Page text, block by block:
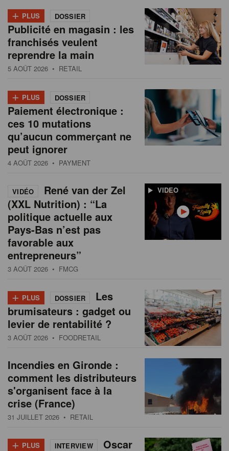
+ PLUS DOSSIER
Publicité en magasin : les
franchisés veulent
reprendre la main
5 AOÛT 2026 • RETAIL
+ PLUS DOSSIER
Paiement électronique :
ces 10 mutations
qu’aucun commerçant ne
peut ignorer
4 AOÛT 2026 • PAYMENT
VIDEO
VIDÉO
René van der Zel
(XXL Nutrition) : “La
politique actuelle aux
Pays-Bas n’est pas
favorable aux
entrepreneurs”
3 AOÛT 2026 • FMCG
+ PLUS DOSSIER
Les
brumisateurs : gadget ou
levier de rentabilité ?
3 AOÛT 2026 • FOODRETAIL
Incendies en Gironde :
comment les distributeurs
s'organisent face à la
crise (France)
31 JUILLET 2026 • RETAIL
+ PLUS INTERVIEW Oscar